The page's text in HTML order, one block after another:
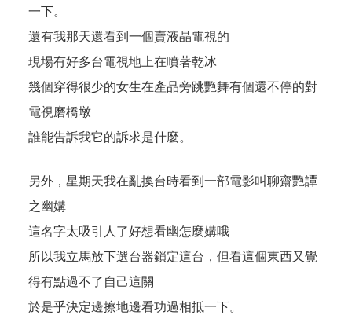
一下。
還有我那天還看到一個賣液晶電視的
現場有好多台電視地上在噴著乾冰
幾個穿得很少的女生在產品旁跳艷舞有個還不停的對
電視磨橋墩
誰能告訴我它的訴求是什麼。
另外，星期天我在亂換台時看到一部電影叫聊齋艷譚
之幽媾
這名字太吸引人了好想看幽怎麼媾哦
所以我立馬放下選台器鎖定這台，但看這個東西又覺
得有點過不了自己這關
於是乎決定邊擦地邊看功過相抵一下。